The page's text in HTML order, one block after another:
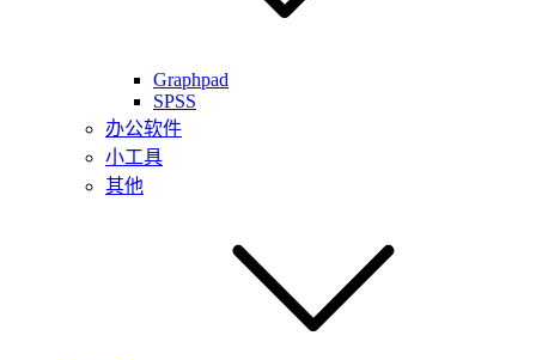
Graphpad
SPSS
办公软件
小工具
其他